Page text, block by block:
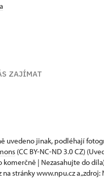
ZAJÍMAT
uvedeno jinak, podléhají
(CC BY-NC-ND 3.0 CZ)
| Nezasahujte do
na stránky www.npu.cz a